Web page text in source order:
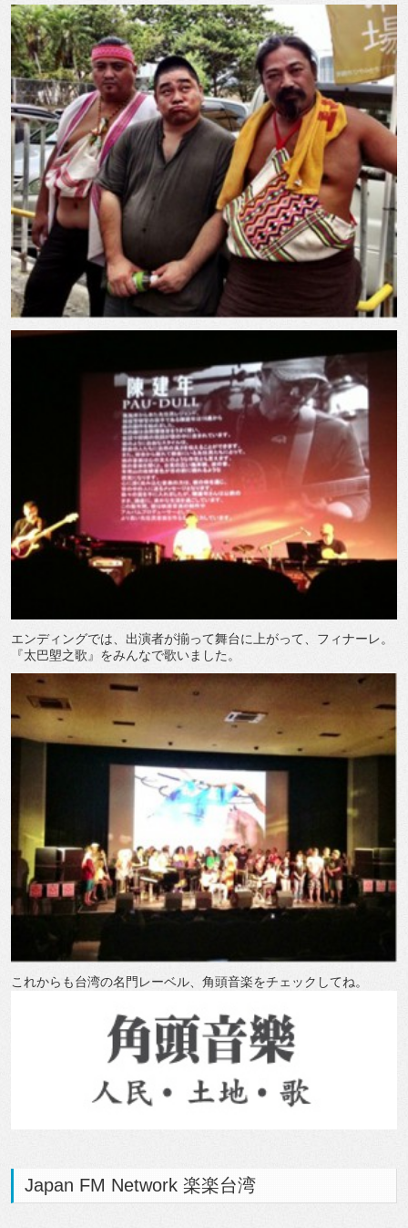
エンディングでは、出演者が揃って舞台に上がって、フィナーレ。
『太巴塱之歌』をみんなで歌いました。
これからも台湾の名門レーベル、角頭音楽をチェックしてね。
Japan FM Network 楽楽台湾